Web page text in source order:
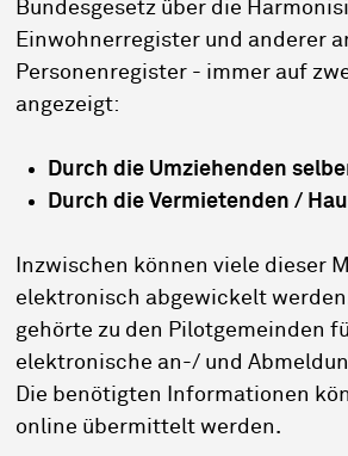
Bundesgesetz über die
Einwohnerregister und anderer
Personenregister - immer auf
angezeigt:
Durch die Umziehenden
Durch die Vermietenden /
Inzwischen können viele dieser
elektronisch abgewickelt
gehörte zu den Pilotgemeinden
elektronische an-/ und
Die benötigten Informationen
online übermittelt werden.